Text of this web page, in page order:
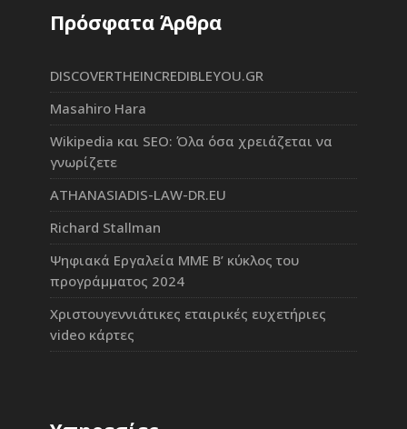
Πρόσφατα Άρθρα
DISCOVERTHEINCREDIBLEYOU.GR
Masahiro Hara
Wikipedia και SEO: Όλα όσα χρειάζεται να
γνωρίζετε
ATHANASIADIS-LAW-DR.EU
Richard Stallman
Ψηφιακά Εργαλεία ΜΜΕ Β’ κύκλος του
προγράμματος 2024
Χριστουγεννιάτικες εταιρικές ευχετήριες
video κάρτες